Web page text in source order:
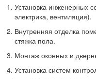
Установка инженерных
электрика, вентиляция).
Внутренняя отделка
стяжка пола.
Монтаж оконных и
Установка систем